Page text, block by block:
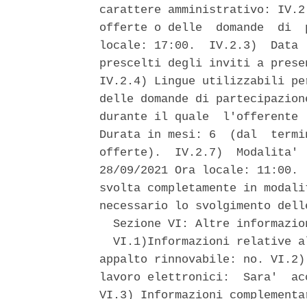
carattere amministrativo:
offerte o delle  domande  di
locale: 17:00.  IV.2.3)
prescelti degli inviti a
IV.2.4) Lingue utilizzabili
delle domande di
durante il quale
Durata in mesi: 6  (dal
offerte).  IV.2.7)
28/09/2021 Ora locale:
svolta completamente in
necessario lo svolgimento
Sezione VI: Altre
VI.1)Informazioni relative
appalto rinnovabile: no.
lavoro elettronici:  Sara'
VI.3) Informazioni